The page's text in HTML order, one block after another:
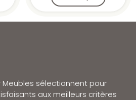
Meubles sélectionnent pour
aux meilleurs critères